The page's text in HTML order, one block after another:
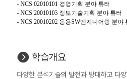
- NCS 02010101 경영기획 분야 튜터
- NCS 20010103 정보기술기획 분야 튜터
- NCS 20010202 응용SW엔지니어링 분야
학습개요
다양한 분석기술의 발전과 방대하고 다